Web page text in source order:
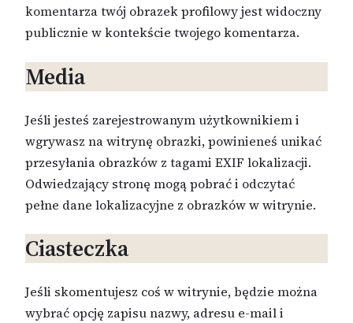
komentarza twój obrazek profilowy jest widoczny
publicznie w kontekście twojego komentarza.
Media
Jeśli jesteś zarejestrowanym użytkownikiem i
wgrywasz na witrynę obrazki, powinieneś unikać
przesyłania obrazków z tagami EXIF lokalizacji.
Odwiedzający stronę mogą pobrać i odczytać
pełne dane lokalizacyjne z obrazków w witrynie.
Ciasteczka
Jeśli skomentujesz coś w witrynie, będzie można
wybrać opcję zapisu nazwy, adresu e-mail i